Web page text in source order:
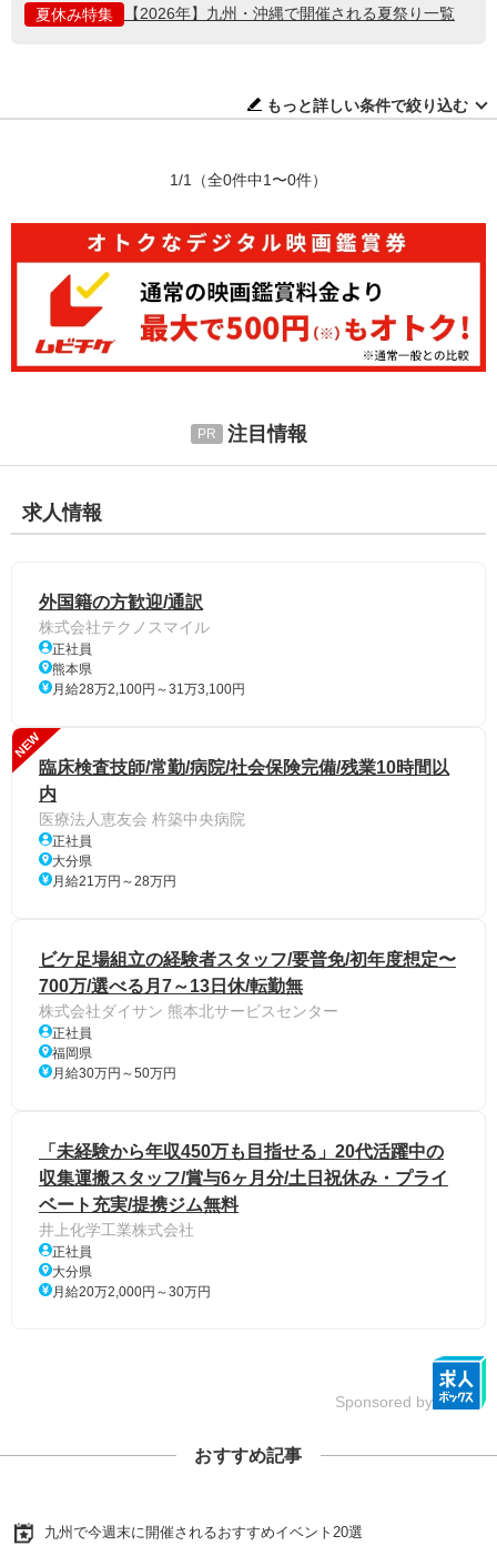
夏休み特集
【2026年】九州・沖縄で開催される夏祭り一覧
もっと詳しい条件で絞り込む
1/1 （全0件中1〜0件）
注目情報
求人情報
外国籍の方歓迎/通訳
株式会社テクノスマイル
正社員
熊本県
月給28万2,100円～31万3,100円
NEW
臨床検査技師/常勤/病院/社会保険完備/残業10時間以
内
医療法人恵友会 杵築中央病院
正社員
大分県
月給21万円～28万円
ビケ足場組立の経験者スタッフ/要普免/初年度想定〜
700万/選べる月7～13日休/転勤無
株式会社ダイサン 熊本北サービスセンター
正社員
福岡県
月給30万円～50万円
「未経験から年収450万も目指せる」20代活躍中の
収集運搬スタッフ/賞与6ヶ月分/土日祝休み・プライ
ベート充実/提携ジム無料
井上化学工業株式会社
正社員
大分県
月給20万2,000円～30万円
Sponsored by
おすすめ記事
九州で今週末に開催されるおすすめイベント20選